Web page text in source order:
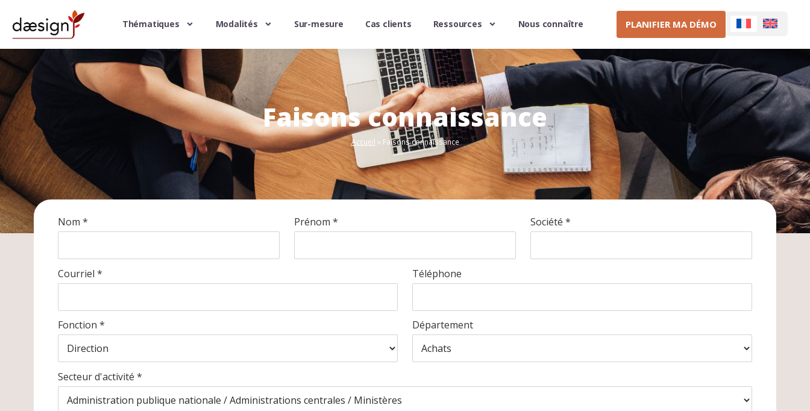
Thématiques Modalités Sur-mesure Cas clients Ressources Nous connaître PLANIFIER MA DÉMO
Faisons connaissance
Accueil » Faisons connaissance
Nom * Prénom * Société *
Courriel * Téléphone
Fonction * Département
Secteur d'activité *